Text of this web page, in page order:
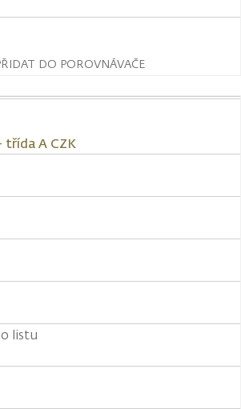
DO POROVNÁVAČE
třída A CZK
listu